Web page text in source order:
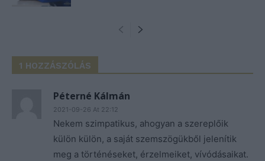
1 HOZZÁSZÓLÁS
Péterné Kálmán
2021-09-26 At 22:12
Nekem szimpatikus, ahogyan a szereplőik
külön külön, a saját szemszögükből jelenítik
meg a történéseket, érzelmeiket, vívódásaikat.